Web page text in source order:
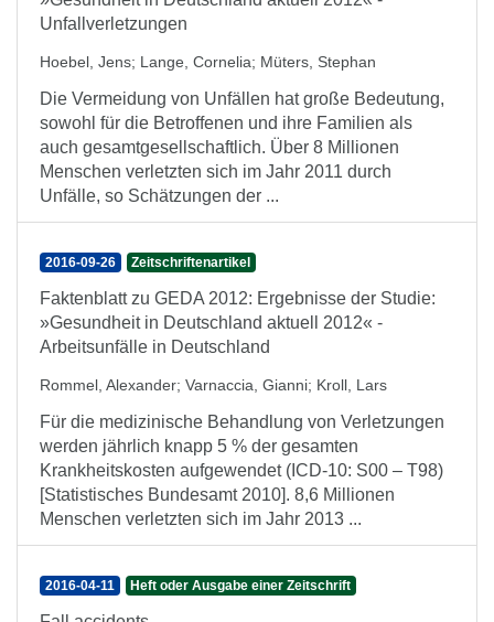
Unfallverletzungen
Hoebel, Jens; Lange, Cornelia; Müters, Stephan
Die Vermeidung von Unfällen hat große Bedeutung,
sowohl für die Betroffenen und ihre Familien als
auch gesamtgesellschaftlich. Über 8 Millionen
Menschen verletzten sich im Jahr 2011 durch
Unfälle, so Schätzungen der ...
2016-09-26 Zeitschriftenartikel
Faktenblatt zu GEDA 2012: Ergebnisse der Studie:
»Gesundheit in Deutschland aktuell 2012« -
Arbeitsunfälle in Deutschland
Rommel, Alexander; Varnaccia, Gianni; Kroll, Lars
Für die medizinische Behandlung von Verletzungen
werden jährlich knapp 5 % der gesamten
Krankheitskosten aufgewendet (ICD-10: S00 – T98)
[Statistisches Bundesamt 2010]. 8,6 Millionen
Menschen verletzten sich im Jahr 2013 ...
2016-04-11 Heft oder Ausgabe einer Zeitschrift